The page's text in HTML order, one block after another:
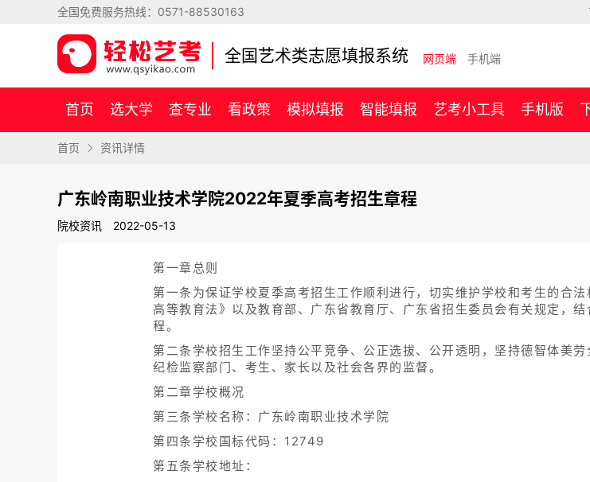
全国免费服务热线： 0571-88530163
全国艺术类志愿填报系统 网页端 手机端
首页 选大学 查专业 看政策 模拟填报 智能填报 艺考小工具 手机版
首页 资讯详情
广东岭南职业技术学院2022年夏季高考招生章程
院校资讯 2022-05-13
第一章总则
第一条为保证学校夏季高考招生工作顺利进行，切实维护学校和考生的合
高等教育法》以及教育部、广东省教育厅、广东省招生委员会有关规定，
程。
第二条学校招生工作坚持公平竞争、公正选拔、公开透明，坚持德智体美
纪检监察部门、考生、家长以及社会各界的监督。
第二章学校概况
第三条学校名称：广东岭南职业技术学院
第四条学校国标代码：12749
第五条学校地址：